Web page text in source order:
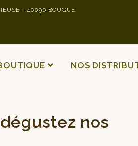
– 40090 BOUGUE
NOS
nos